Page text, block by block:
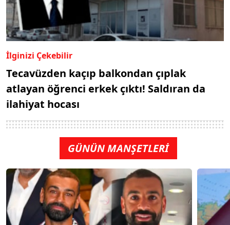
İlginizi Çekebilir
Tecavüzden kaçıp balkondan çıplak
atlayan öğrenci erkek çıktı! Saldıran da
ilahiyat hocası
GÜNÜN MANŞETLERİ